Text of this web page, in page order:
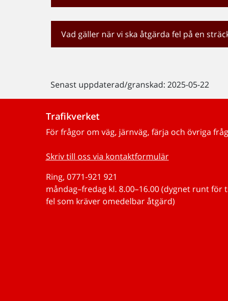
Vad gäller när vi ska åtgärda fel på en
Senast uppdaterad/granskad: 2025-05-22
Trafikverket
För frågor om väg, järnväg, färja och övriga
Skriv till oss via kontaktformulär
Ring, 0771-921 921
måndag–fredag kl. 8.00–16.00 (dygnet runt
fel som kräver omedelbar åtgärd)